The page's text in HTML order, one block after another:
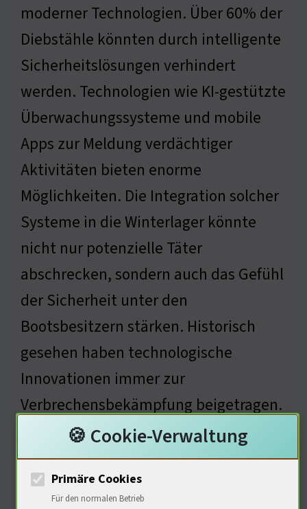
moderner Technologien. Über 60% der
Diebstähle könnten durch intelligente
Sicherheitslösungen verhindert
werden. Technologien wie KI-gestützte
Überwachungssysteme und mobile
Apps zur Meldung verdächtiger
Aktivitäten bieten enorme
Möglichkeiten. Die Integration solcher
Systeme in die Winterlager könnte
nicht nur potenzielle Täter
abschrecken, sondern auch das Gefühl
der Sicherheit unter den
Bootsbesitzern stärken. Historisch
gesehen haben technologische
Innovationen immer zur
Verbrechensbekämpfung beigetragen.
Wie können wir sicherstellen, dass
diese Technologien auch für alle
zugänglich sind?
🍪 Cookie-Verwaltung
Primäre Cookies
Für den normalen Betrieb